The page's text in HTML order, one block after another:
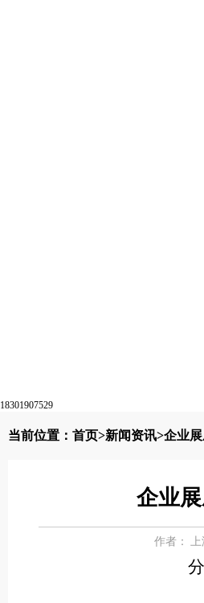
18301907529
当前位置： 首页>新闻资讯>企业
企业
作者：